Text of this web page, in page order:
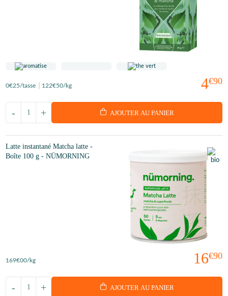
4€90
0€25/tasse 122€50/kg
+
- AJOUTER AU PANIER
Latte instantané Matcha latte -
Boîte 100 g - NÜMORNING
16€90
169€00/kg
+
- AJOUTER AU PANIER